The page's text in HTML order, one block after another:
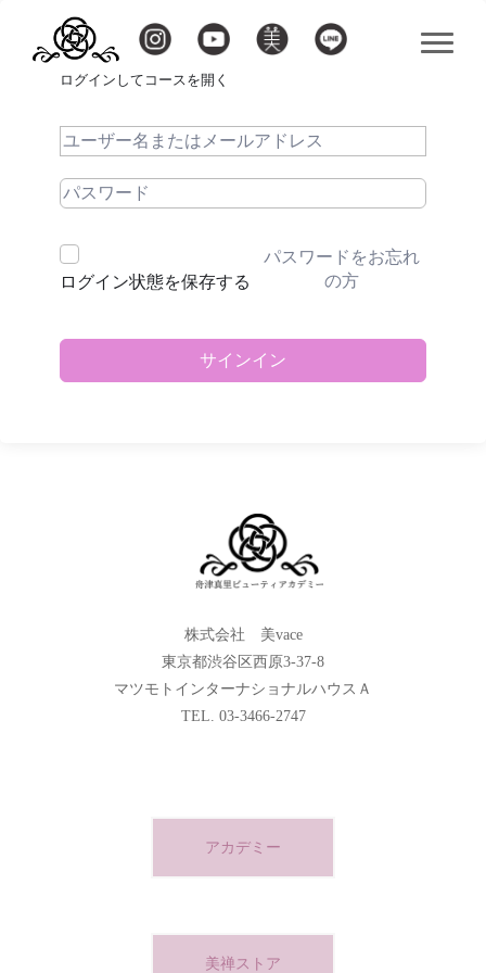
ログインしてコースを開く
ログイン状態を保存する
パスワードをお忘れ
の方
サインイン
株式会社 美vace
東京都渋谷区西原3-37-8
マツモトインターナショナルハウスＡ
TEL. 03-3466-2747
アカデミー
美禅ストア